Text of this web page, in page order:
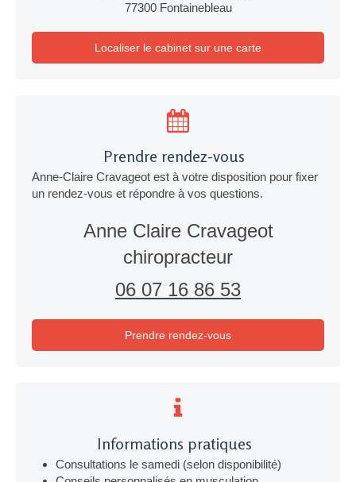
77300 Fontainebleau
Localiser le cabinet sur une carte
Prendre rendez-vous
Anne-Claire Cravageot est à votre disposition pour fixer
un rendez-vous et répondre à vos questions.
Anne Claire Cravageot
chiropracteur
06 07 16 86 53
Prendre rendez-vous
Informations pratiques
Consultations le samedi (selon disponibilité)